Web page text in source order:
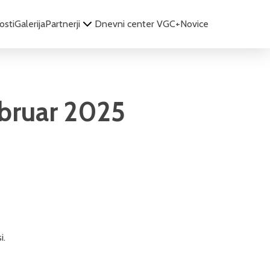
GalerijaPartnerji Dnevni center VGC+Novice
2025
.